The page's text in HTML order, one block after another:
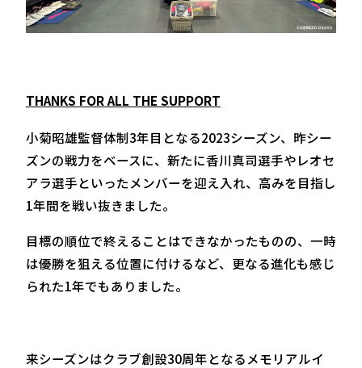
THANKS FOR ALL THE SUPPORT
小菊昭雄監督体制3年目となる2023シーズン、昨シー
ズンの戦力をベースに、新たに香川真司選手やレオセ
アラ選手といったメンバーを迎え入れ、高みを目指し
1年間を戦い抜きました。
目標の順位で終えることはできなかったものの、一時
は優勝を狙える位置に付けるなど、更なる進化も感じ
られた1年でもありました。
来シーズンはクラブ創設30周年となるメモリアルイ